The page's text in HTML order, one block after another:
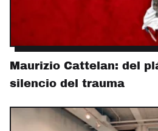
Maurizio Cattelan: del
silencio del trauma